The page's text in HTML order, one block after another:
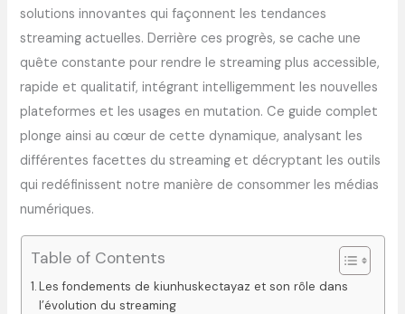
solutions innovantes qui façonnent les tendances
streaming actuelles. Derrière ces progrès, se cache une
quête constante pour rendre le streaming plus accessible,
rapide et qualitatif, intégrant intelligemment les nouvelles
plateformes et les usages en mutation. Ce guide complet
plonge ainsi au cœur de cette dynamique, analysant les
différentes facettes du streaming et décryptant les outils
qui redéfinissent notre manière de consommer les médias
numériques.
Table of Contents
Les fondements de kiunhuskectayaz et son rôle dans
l’évolution du streaming